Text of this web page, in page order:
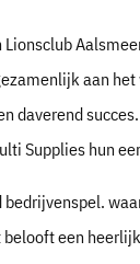
aan
daverend
Supplies hun
een